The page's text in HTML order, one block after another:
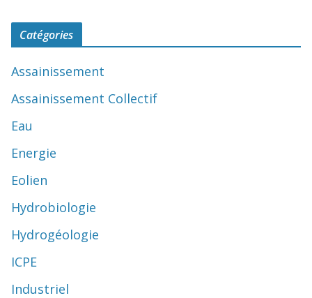
Catégories
Assainissement
Assainissement Collectif
Eau
Energie
Eolien
Hydrobiologie
Hydrogéologie
ICPE
Industriel